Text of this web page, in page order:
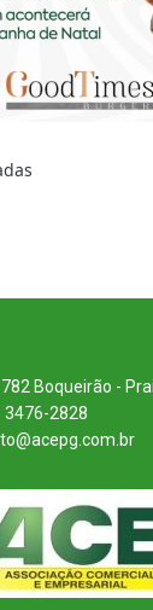
Boqueirão -
3476-2828